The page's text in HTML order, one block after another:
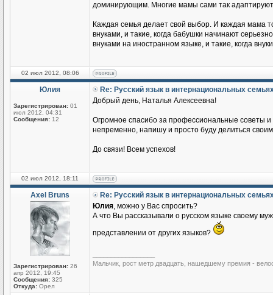
доминирующим. Многие мамы сами так
Каждая семья делает свой выбор. И каждая мама
внуками, и такие, когда бабушки начинают
внуками на иностранном языке, и такие, когда
02 июл 2012, 08:06
Юлия
Зарегистрирован: 01
июл 2012, 04:31
Сообщения: 12
Re: Русский язык в интернациональных
Добрый день, Наталья Алексеевна!
Огромное спасибо за профессиональные советы
непременно, напишу и просто буду делиться
До связи! Всем успехов!
02 июл 2012, 18:11
Axel Bruns
Зарегистрирован: 26
апр 2012, 19:45
Сообщения: 325
Откуда: Орел
Re: Русский язык в интернациональных
Юлия, можно у Вас спросить?
А что Вы рассказывали о русском языке своему
представлении от других языков?
Мальчик, рост метр двадцать, нашедшему премия -